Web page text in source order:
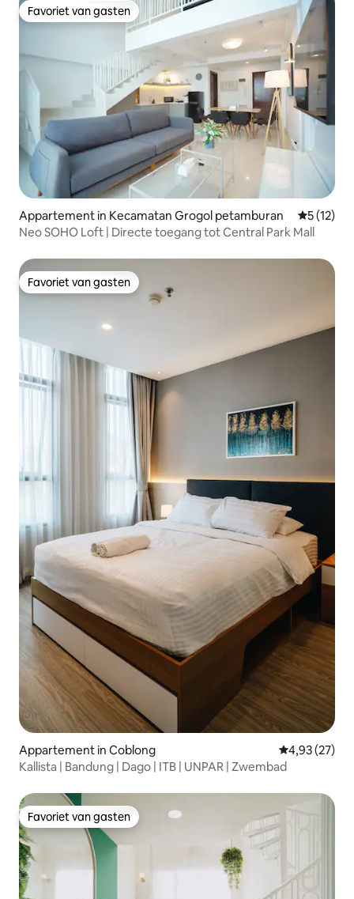
Favoriet van gasten
Favoriet van gasten
Appartement in Kecamatan Grogol petamburan
5 (12)
Neo SOHO Loft | Directe toegang tot Central Park Mall
Favoriet van gasten
Favoriet van gasten
Appartement in Coblong Gemiddelde
4,93 (27)
Kallista | Bandung | Dago | ITB | UNPAR | Zwembad
Favoriet van gasten
Favoriet van gasten